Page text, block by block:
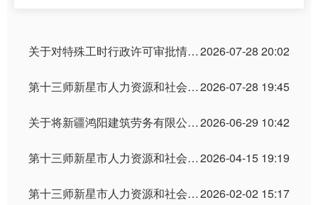
2026-07-28 20:02
关于对特殊工时行政许可审批情况的公示
2026-07-28 19:45
第十三师新星市人力资源和社会保障局行政处罚信息公示
2026-06-29 10:42
关于将新疆鸿阳建筑劳务有限公司列入拖欠农民工工资失信联合惩戒对象名单的决定
2026-04-15 19:19
第十三师新星市人力资源和社会保障局行政处罚信息公示
2026-02-02 15:17
第十三师新星市人力资源和社会保障局行政处罚案件公示